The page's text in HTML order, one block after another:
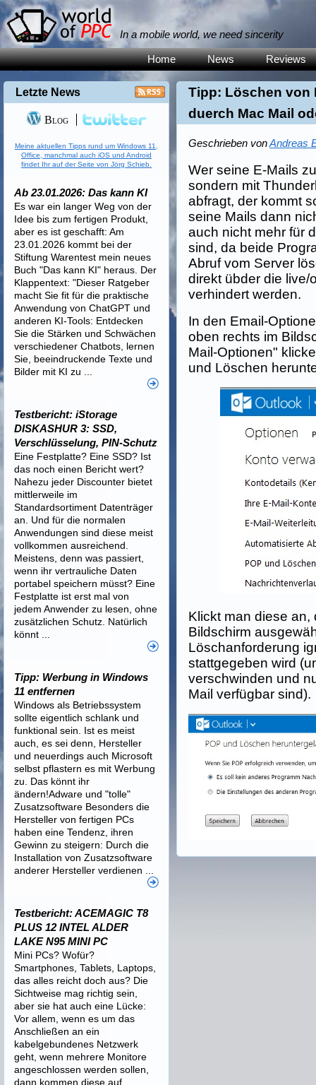
In a mobile world, we need sincerity
Home News Reviews
Tipp: Löschen von
duerch Mac Mail
Geschrieben vonAndreas
Wer seine E-Mails
sondern mit
abfragt, der kommt
seine Mails dann
auch nicht mehr für
sind, da beide
Abruf vom Server
direkt übder die live/
verhindert werden.
In den Email-
oben rechts im
Mail-Optionen"
und Löschen
Klickt man diese
Bildschirm
Löschanforderung
stattgegeben wird
verschwinden und
Mail verfügbar sind).
Letzte News
Blog
Meine aktuellen Tipps rund um Windows 11,
Office, manchmal auch iOS und Android
findet Ihr auf der Seite von Jörg Schieb.
Ab 23.01.2026: Das kann KI
Es war ein langer Weg von der
Idee bis zum fertigen Produkt,
aber es ist geschafft: Am
23.01.2026 kommt bei der
Stiftung Warentest mein neues
Buch "Das kann KI" heraus. Der
Klappentext: "Dieser Ratgeber
macht Sie fit für die praktische
Anwendung von ChatGPT und
anderen KI-Tools: Entdecken
Sie die Stärken und Schwächen
verschiedener Chatbots, lernen
Sie, beeindruckende Texte und
Bilder mit KI zu ...
Testbericht: iStorage
DISKASHUR 3: SSD,
Verschlüsselung, PIN-Schutz
Eine Festplatte? Eine SSD? Ist
das noch einen Bericht wert?
Nahezu jeder Discounter bietet
mittlerweile im
Standardsortiment Datenträger
an. Und für die normalen
Anwendungen sind diese meist
vollkommen ausreichend.
Meistens, denn was passiert,
wenn ihr vertrauliche Daten
portabel speichern müsst? Eine
Festplatte ist erst mal von
jedem Anwender zu lesen, ohne
zusätzlichen Schutz. Natürlich
könnt ...
Tipp: Werbung in Windows
11 entfernen
Windows als Betriebssystem
sollte eigentlich schlank und
funktional sein. Ist es meist
auch, es sei denn, Hersteller
und neuerdings auch Microsoft
selbst pflastern es mit Werbung
zu. Das könnt ihr
ändern!Adware und "tolle"
Zusatzsoftware Besonders die
Hersteller von fertigen PCs
haben eine Tendenz, ihren
Gewinn zu steigern: Durch die
Installation von Zusatzsoftware
anderer Hersteller verdienen ...
Testbericht: ACEMAGIC T8
PLUS 12 INTEL ALDER
LAKE N95 MINI PC
Mini PCs? Wofür?
Smartphones, Tablets, Laptops,
das alles reicht doch aus? Die
Sichtweise mag richtig sein,
aber sie hat auch eine Lücke:
Vor allem, wenn es um das
Anschließen an ein
kabelgebundenes Netzwerk
geht, wenn mehrere Monitore
angeschlossen werden sollen,
dann kommen diese auf